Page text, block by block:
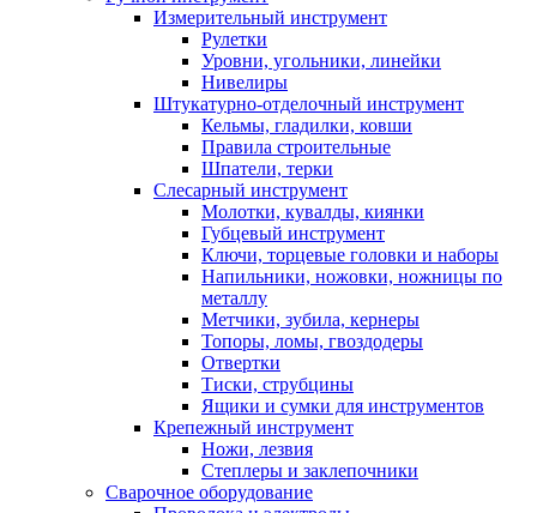
Измерительный инструмент
Рулетки
Уровни, угольники, линейки
Нивелиры
Штукатурно-отделочный инструмент
Кельмы, гладилки, ковши
Правила строительные
Шпатели, терки
Слесарный инструмент
Молотки, кувалды, киянки
Губцевый инструмент
Ключи, торцевые головки и наборы
Напильники, ножовки, ножницы по
металлу
Метчики, зубила, кернеры
Топоры, ломы, гвоздодеры
Отвертки
Тиски, струбцины
Ящики и сумки для инструментов
Крепежный инструмент
Ножи, лезвия
Степлеры и заклепочники
Сварочное оборудование